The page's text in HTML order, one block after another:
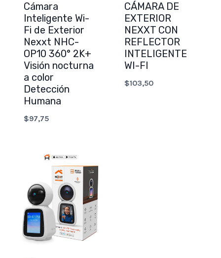
Cámara
Inteligente Wi-
Fi de Exterior
Nexxt NHC-
OP10 360° 2K+
Visión nocturna
a color
Detección
Humana
$97,75
CÁMARA DE
EXTERIOR
NEXXT CON
REFLECTOR
INTELIGENTE
WI-FI
$103,50